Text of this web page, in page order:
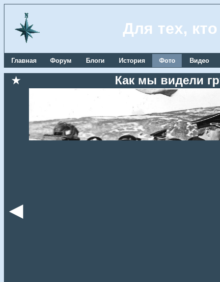
Для тех,
Главная Форум Блоги История Фото Видео
★ Как мы видели
◄